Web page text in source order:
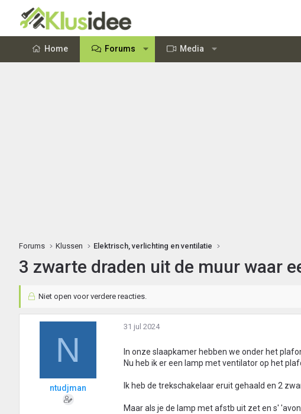
Home Forums Media
Forums Klussen Elektrisch, verlichting en ventilatie
3 zwarte draden uit de muur waar
Niet open voor verdere reacties.
N
ntudjman
31 jul 2024
In onze slaapkamer hebben we onder het
Nu heb ik er een lamp met ventilator op het
Ik heb de trekschakelaar eruit gehaald en 2
Maar als je de lamp met afstb uit zet en s'